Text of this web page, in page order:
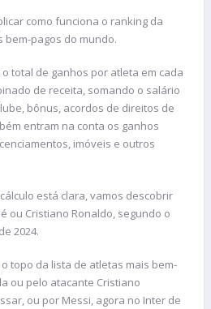
como funciona o ranking da
bem-pagos do mundo.
total de ganhos por atleta em cada
de receita, somando o salário
bônus, acordos de direitos de
entram na conta os ganhos
imóveis e outros
está clara, vamos descobrir
ou Cristiano Ronaldo, segundo o
2024.
topo da lista de atletas mais bem-
ou pelo atacante Cristiano
ou por Messi, agora no Inter de